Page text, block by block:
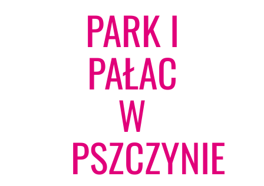
PARK I
PAŁAC
W
PSZCZYNIE